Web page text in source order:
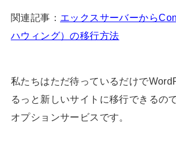
関連記事： エックスサーバーから
ハウィング）の移行方法
私たちはただ待っているだけで
るっと新しいサイトに移行できるの
オプションサービスです。